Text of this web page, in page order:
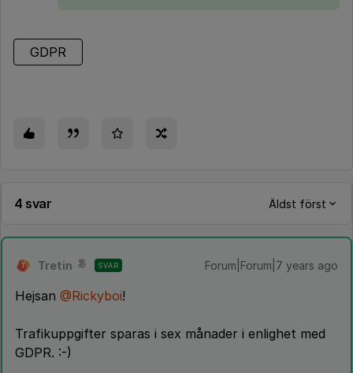
GDPR
4 svar Äldst först
T Tretin SVAR Forum|Forum|7 years ago
Hejsan @Rickyboi!
Trafikuppgifter sparas i sex månader i enlighet med
GDPR. :-)